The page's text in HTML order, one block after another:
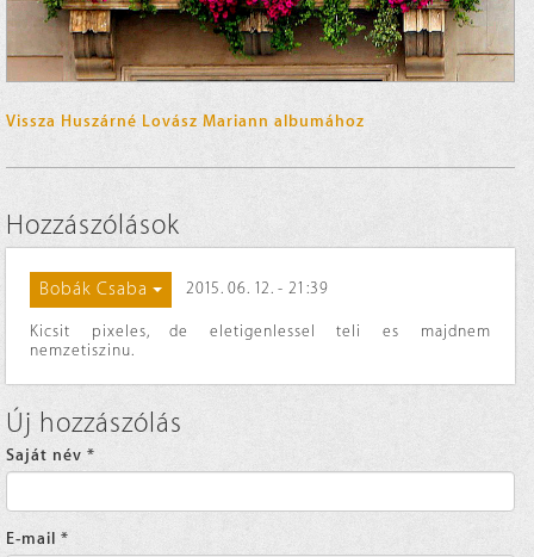
Vissza Huszárné Lovász Mariann albumához
Hozzászólások
Bobák Csaba 2015. 06. 12. - 21:39
Kicsit pixeles, de eletigenlessel teli es majdnem
nemzetiszinu.
Új hozzászólás
Saját név *
E-mail *